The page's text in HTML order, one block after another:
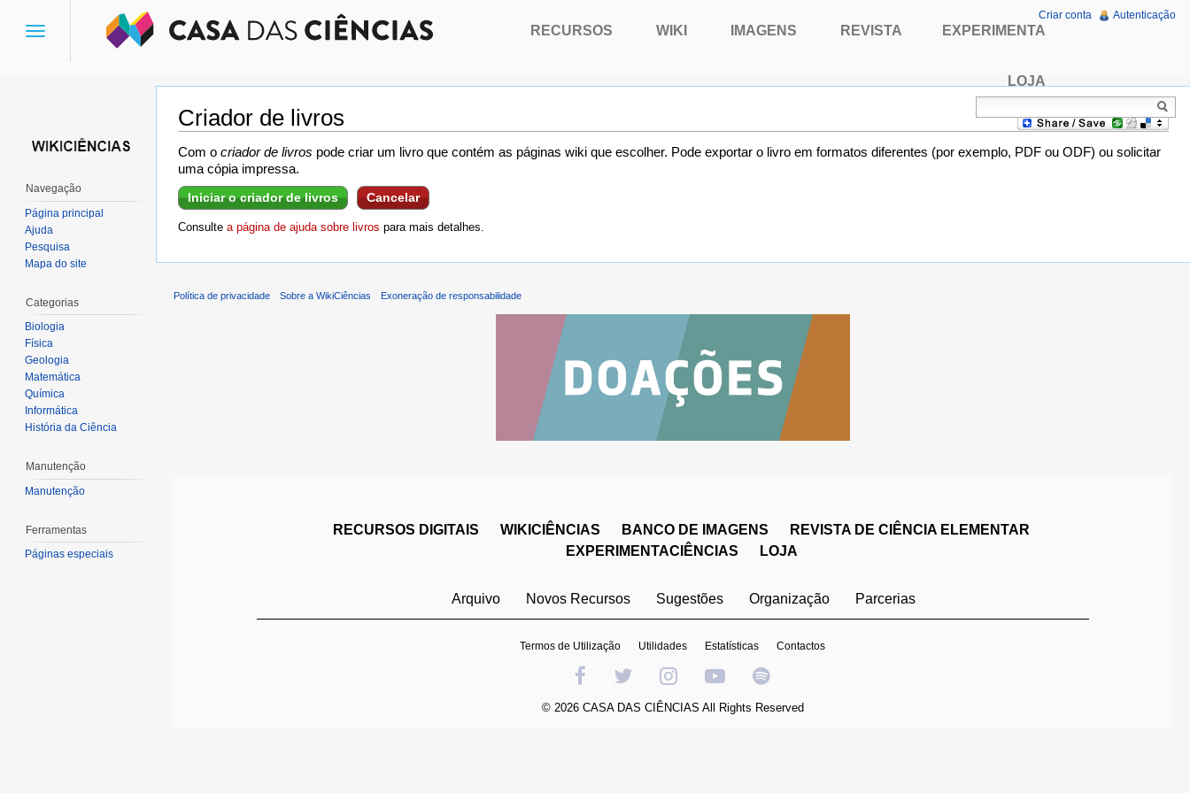
Criador de livros
Ir para:navegação,pesquisa
Com o criador de livros pode criar um livro que contém as páginas wiki que escolher. Pode exportar o livro em formatos diferentes (por exemplo, PDF ou ODF) ou solicitar
uma cópia impressa.
Iniciar o criador de livros Cancelar
Consulte a página de ajuda sobre livros para mais detalhes.
Toggle
RECURSOS WIKI IMAGENS REVISTA EXPERIMENTA
LOJA
Criar conta Autenticação
Navegação
Página principal
Ajuda
Pesquisa
Mapa do site
Categorias
Biologia
Física
Geologia
Matemática
Química
Informática
História da Ciência
Manutenção
Manutenção
Ferramentas
Páginas especiais
Política de privacidade Sobre a WikiCiências Exoneração de responsabilidade
RECURSOS DIGITAIS WIKICIÊNCIAS BANCO DE IMAGENS
REVISTA DE CIÊNCIA ELEMENTAR
EXPERIMENTACIÊNCIAS
LOJA
Arquivo Novos Recursos Sugestões Organização Parcerias
Termos de Utilização Utilidades Estatísticas Contactos
© 2026 CASA DAS CIÊNCIAS All Rights Reserved